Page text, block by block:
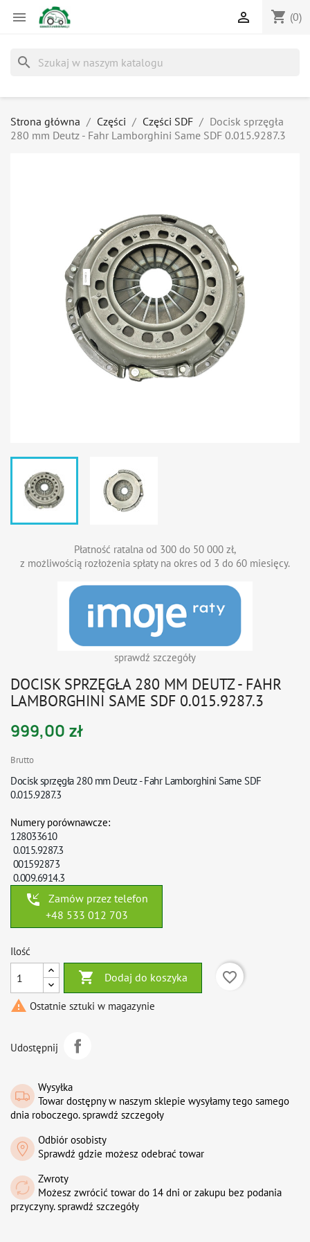
 shopping_cart (0)

search
Strona główna Części Części SDF
Docisk sprzęgła
280 mm Deutz - Fahr Lamborghini Same SDF 0.015.9287.3
Płatność ratalna od 300 do 50 000 zł,
z możliwością rozłożenia spłaty na okres od 3 do 60 miesięcy.
sprawdź szczegóły
DOCISK SPRZĘGŁA 280 MM DEUTZ - FAHR
LAMBORGHINI SAME SDF 0.015.9287.3
999,00 zł
Brutto
Docisk sprzęgła 280 mm Deutz - Fahr Lamborghini Same SDF
0.015.9287.3
Numery porównawcze:
128033610
0.015.9287.3
001592873
0.009.6914.3
phone_callback
Zamów przez telefon
+48 533 012 703
Ilość
 Dodaj do koszyka
favorite_border
 Ostatnie sztuki w magazynie
Udostępnij
Wysyłka
Towar dostępny w naszym sklepie wysyłamy tego samego
dnia roboczego. sprawdź szczegoły
Odbiór osobisty
Sprawdź gdzie możesz odebrać towar
Zwroty
Możesz zwrócić towar do 14 dni or zakupu bez podania
przyczyny. sprawdź szczegóły